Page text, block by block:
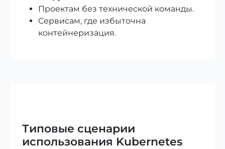
Проектам без технической команды.
Сервисам, где избыточна
контейнеризация.
Типовые сценарии
использования Kubernetes